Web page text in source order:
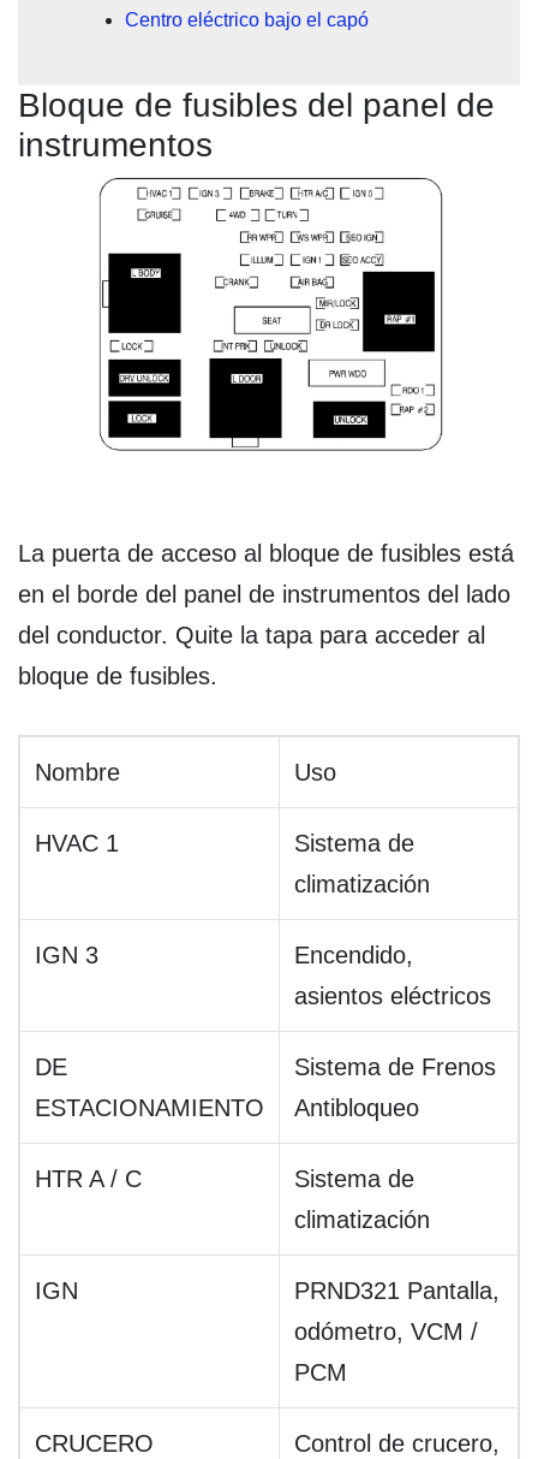
Centro eléctrico bajo el capó
Bloque de fusibles del panel de
instrumentos
La puerta de acceso al bloque de fusibles está
en el borde del panel de instrumentos del lado
del conductor. Quite la tapa para acceder al
bloque de fusibles.
Nombre Uso
HVAC 1
Sistema de
climatización
IGN 3
Encendido,
asientos eléctricos
DE
ESTACIONAMIENTO
Sistema de Frenos
Antibloqueo
HTR A / C
Sistema de
climatización
IGN
PRND321 Pantalla,
odómetro, VCM /
PCM
CRUCERO
Control de crucero,